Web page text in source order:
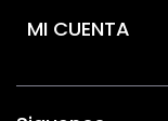
MI CUENTA